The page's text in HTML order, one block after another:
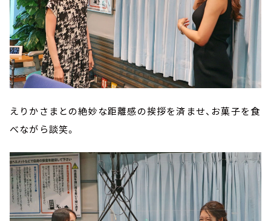
えりかさまとの絶妙な距離感の挨拶を済ませ、お菓子を食
べながら談笑。